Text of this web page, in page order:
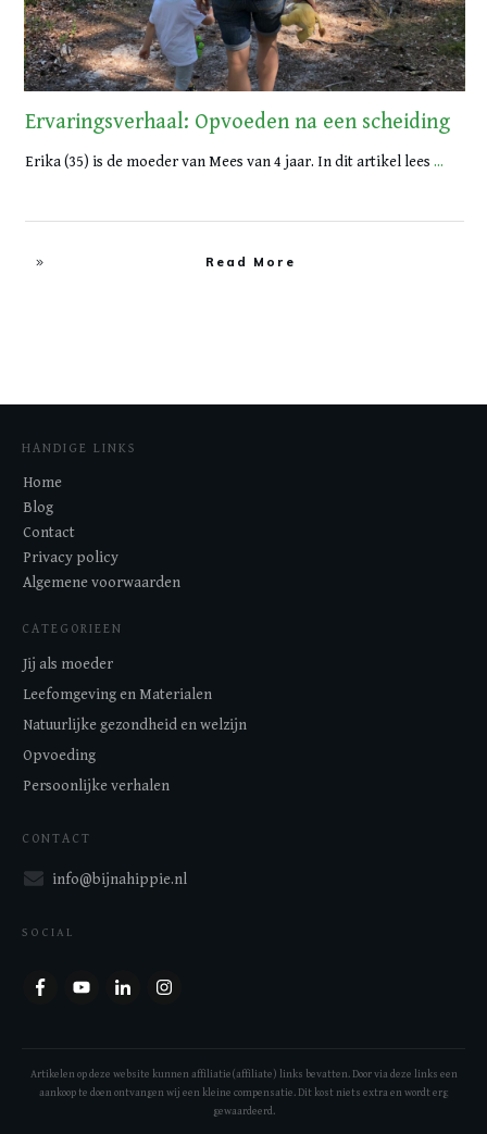
Ervaringsverhaal: Opvoeden na een scheiding
Erika (35) is de moeder van Mees van 4 jaar. In dit artikel lees ...
Read More
HANDIGE LINKS
Home
Blog
Contact
Privacy policy
Algemene voorwaarden
CATEGORIEEN
Jij als moeder
Leefomgeving en Materialen
Natuurlijke gezondheid en welzijn
Opvoeding
Persoonlijke verhalen
CONTACT
info@bijnahippie.nl
SOCIAL
Artikelen op deze website kunnen affiliatie(affiliate) links bevatten. Door via deze links een
aankoop te doen ontvangen wij een kleine compensatie. Dit kost niets extra en wordt erg
gewaardeerd.